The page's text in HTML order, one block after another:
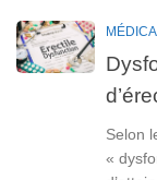
Selon
«